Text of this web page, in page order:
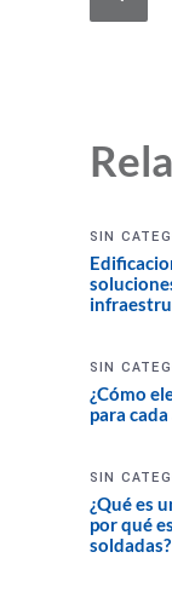
SIN
SIN
¿Cómo
para
SIN
¿Qué es
por qué
soldadas?